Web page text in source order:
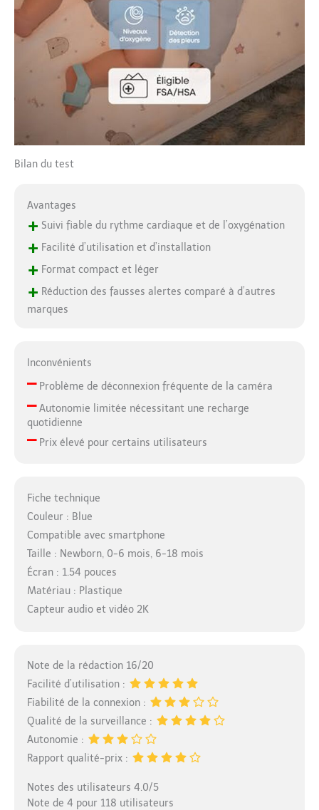
Bilan du test
Avantages
+ Suivi fiable du rythme cardiaque et de l’oxygénation
+ Facilité d’utilisation et d’installation
+ Format compact et léger
+ Réduction des fausses alertes comparé à d’autres
marques
Inconvénients
–Problème de déconnexion fréquente de la caméra
–Autonomie limitée nécessitant une recharge
quotidienne
–Prix élevé pour certains utilisateurs
Fiche technique
Couleur : Blue
Compatible avec smartphone
Taille : Newborn, 0-6 mois, 6-18 mois
Écran : 1.54 pouces
Matériau : Plastique
Capteur audio et vidéo 2K
Note de la rédaction 16/20
Facilité d’utilisation :
Fiabilité de la connexion :
Qualité de la surveillance :
Autonomie :
Rapport qualité-prix :
Notes des utilisateurs 4.0/5
Note de 4 pour 118 utilisateurs